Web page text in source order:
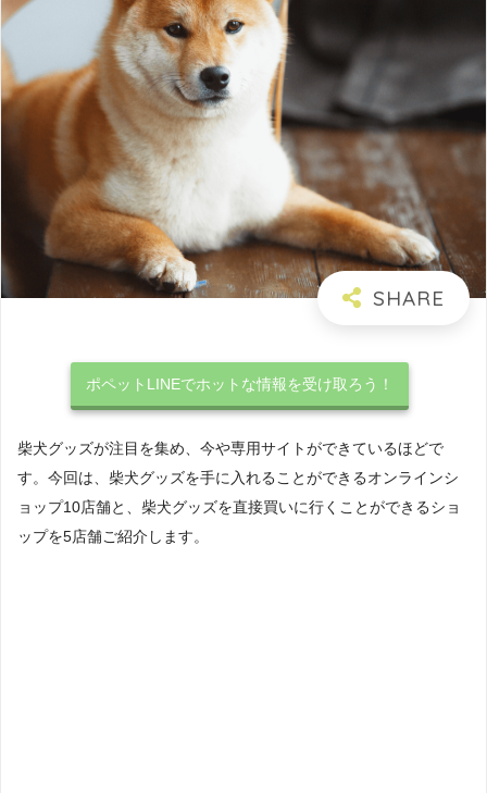
ポペットLINEでホットな情報を受け取ろう！
柴犬グッズが注目を集め、今や専用サイトができているほどで
す。今回は、柴犬グッズを手に入れることができるオンラインシ
ョップ10店舗と、柴犬グッズを直接買いに行くことができるショ
ップを5店舗ご紹介します。